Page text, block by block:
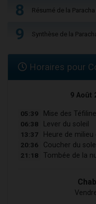
8 Résumé de la
9 Synthèse de la
Horaires pour
9 Août
05:39 Mise des
06:38 Lever du soleil
13:37 Heure de milieu
20:36 Coucher du
21:18 Tombée de la